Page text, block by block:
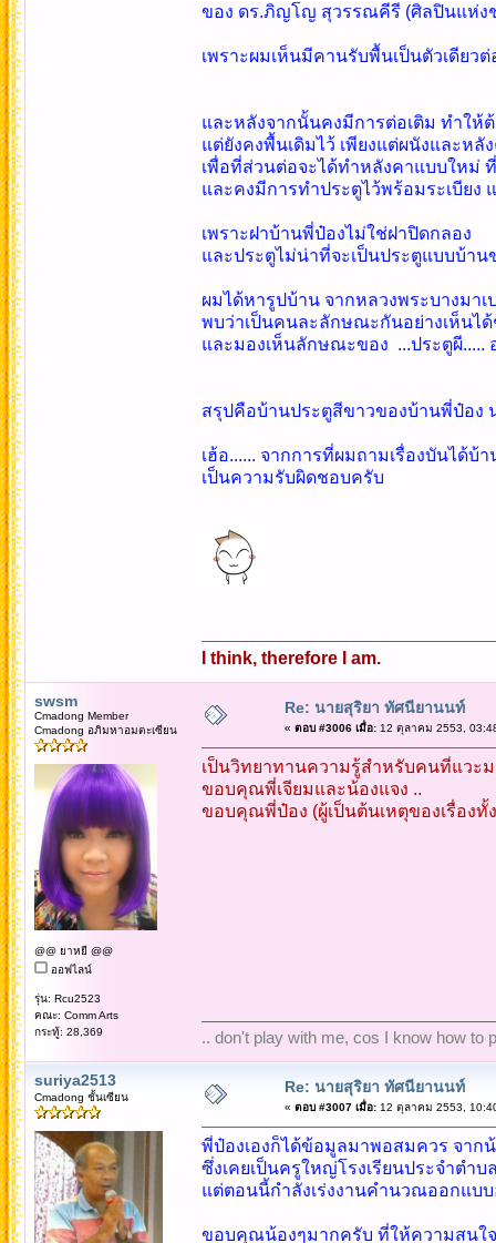
ของ ดร.ภิญโญ สุวรรณคีรี (ศิลปินแห่ง
เพราะผมเห็นมีคานรับพื้นเป็นตัวเดียว
และหลังจากนั้นคงมีการต่อเติม ทำให้
แต่ยังคงพื้นเดิมไว้ เพียงแต่ผนังและหลั
เพื่อที่ส่วนต่อจะได้ทำหลังคาแบบใหม่
และคงมีการทำประตูไว้พร้อมระเบียง
เพราะฝาบ้านพี่ป๋องไม่ใช่ฝาปิดกลอง
และประตูไม่น่าที่จะเป็นประตูแบบบ้าน
ผมได้หารูปบ้าน จากหลวงพระบางมาเ
พบว่าเป็นคนละลักษณะกันอย่างเห็นไ
และมองเห็นลักษณะของ ...ประตูผี.....
สรุปคือบ้านประตูสีขาวของบ้านพี่ป๋อง
เฮ้อ...... จากการที่ผมถามเรื่องบันได้
เป็นความรับผิดชอบครับ
I think, therefore I am.
swsm
Cmadong Member
Cmadong อภิมหาอมตะเซียน
@@ ยาหยี @@
ออฟไลน์
รุ่น: Rcu2523
คณะ: Comm Arts
กระทู้: 28,369
Re: นายสุริยา ทัศนียานนท์
« ตอบ #3006 เมื่อ:12 ตุลาคม 2553,
เป็นวิทยาทานความรู้สำหรับคนที่แวะ
ขอบคุณพี่เจียมและน้องแจง ..
ขอบคุณพี่ป๋อง (ผู้เป็นต้นเหตุของเรื่องทั้
.. don't play with me, cos I know how to
suriya2513
Cmadong ชั้นเซียน
Re: นายสุริยา ทัศนียานนท์
« ตอบ #3007 เมื่อ:12 ตุลาคม 2553,
พี่ป๋องเองก็ได้ข้อมูลมาพอสมควร จาก
ซึ่งเคยเป็นครูใหญ่โรงเรียนประจำตำ
แต่ตอนนี้กำลังเร่งงานคำนวณออกแบ
ขอบคุณน้องๆมากครับ ที่ให้ความสนใจ